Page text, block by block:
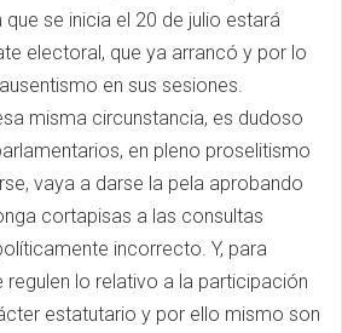
se inicia el 20 de julio estará
electoral, que ya arrancó y por lo
en sus sesiones.
misma circunstancia, es dudoso
en pleno proselitismo
vaya a darse la pela aprobando
cortapisas a las consultas
incorrecto. Y, para
regulen lo relativo a la participación
estatutario y por ello mismo son